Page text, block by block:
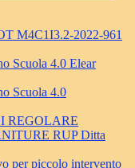
M4C1I3.2-2022-961
Scuola 4.0 Elear
Scuola 4.0
REGOLARE
RUP Ditta
per piccolo intervento